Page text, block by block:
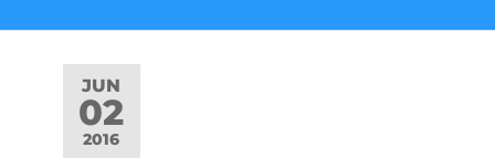
JUN
02
2016